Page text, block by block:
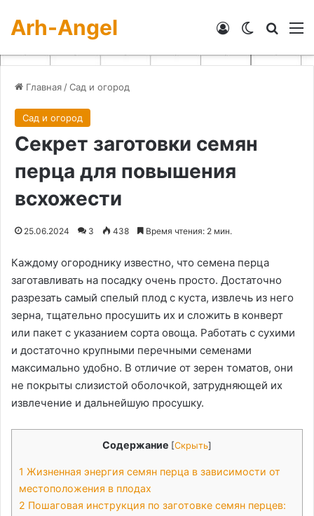
Arh-Angel Switch skin
Войти
Главная /Сад и огород
Сад и огород
Секрет заготовки семян
перца для повышения
всхожести
25.06.2024 3 438 Время чтения: 2 мин.
Каждому огороднику известно, что семена перца
заготавливать на посадку очень просто. Достаточно
разрезать самый спелый плод с куста, извлечь из него
зерна, тщательно просушить их и сложить в конверт
или пакет с указанием сорта овоща. Работать с сухими
и достаточно крупными перечными семенами
максимально удобно. В отличие от зерен томатов, они
не покрыты слизистой оболочкой, затрудняющей их
извлечение и дальнейшую просушку.
Содержание [Скрыть]
1 Жизненная энергия семян перца в зависимости от
местоположения в плодах
2 Пошаговая инструкция по заготовке семян перцев: